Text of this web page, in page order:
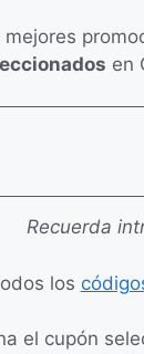
en
Recuerda
los
el cupón